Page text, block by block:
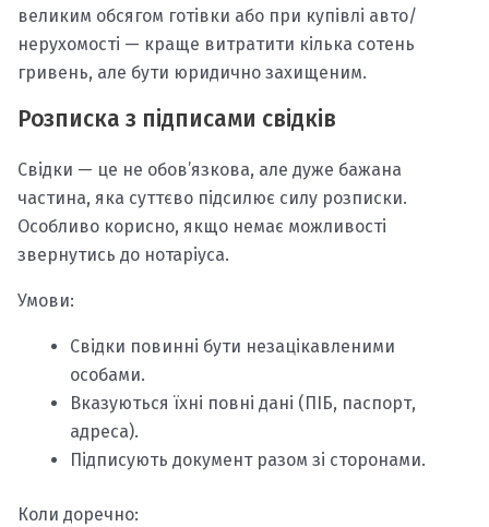
великим обсягом готівки або при купівлі авто/
нерухомості — краще витратити кілька сотень
гривень, але бути юридично захищеним.
Розписка з підписами свідків
Свідки — це не обов’язкова, але дуже бажана
частина, яка суттєво підсилює силу розписки.
Особливо корисно, якщо немає можливості
звернутись до нотаріуса.
Умови:
Свідки повинні бути незацікавленими
особами.
Вказуються їхні повні дані (ПІБ, паспорт,
адреса).
Підписують документ разом зі сторонами.
Коли доречно: